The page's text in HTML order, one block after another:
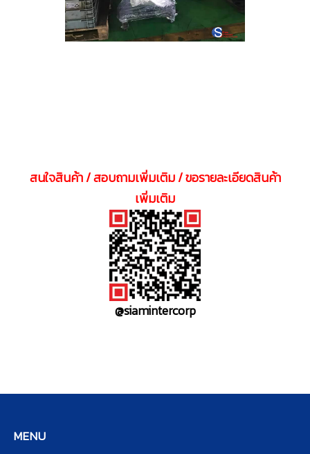
สนใจสินค้า / สอบถามเพิ่มเติม / ขอรายละเอียดสินค้า
เพิ่มเติม
@siamintercorp
MENU